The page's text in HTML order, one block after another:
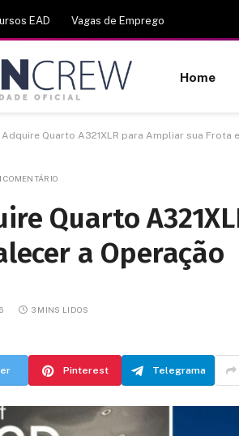
EAD Vagas de Emprego
Home
Adquire Quarto A321XLR para Ampliar sua Frota
Quarto
a Operação
3 MINS LIDOS
Pinterest Telegrama